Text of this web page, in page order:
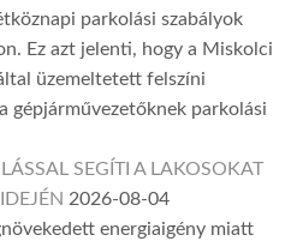
parkolási szabályok
Ez azt jelenti, hogy a Miskolci
üzemeltetett felszíni
gépjárművezetőknek parkolási
SEGÍTI A LAKOSOKAT
2026-08-04
energiaigény miatt